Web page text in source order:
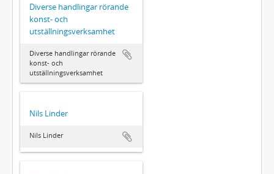
Diverse handlingar rörande
konst- och
utställningsverksamhet
Diverse handlingar rörande
konst- och
utställningsverksamhet
Nils Linder
Nils Linder